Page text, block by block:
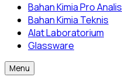
Bahan Kimia Pro Analis
Bahan Kimia Teknis
Alat Laboratorium
Glassware
Menu